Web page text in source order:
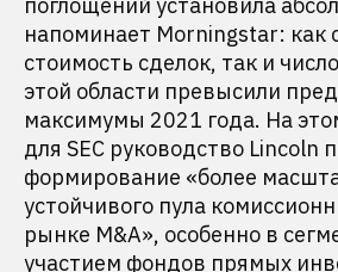
напоминает Morningstar: как
стоимость сделок, так и
этой области превысили
максимумы 2021 года. На
для SEC руководство Lincoln
формирование «более
устойчивого пула
рынке M&A», особенно в
участием фондов прямых